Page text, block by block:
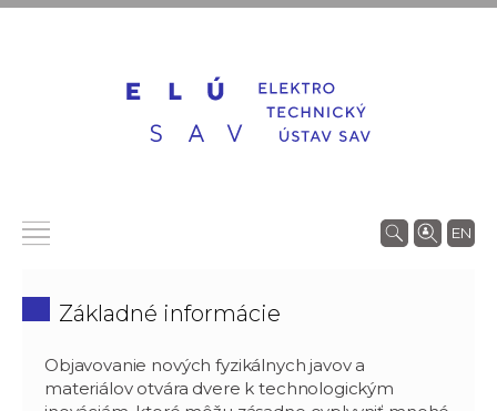
EN
Základné informácie
Objavovanie nových fyzikálnych javov a
materiálov otvára dvere k technologickým